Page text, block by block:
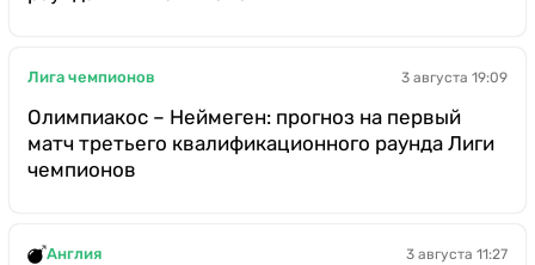
Лига чемпионов 3 августа 19:09
Олимпиакос – Неймеген: прогноз на первый
матч третьего квалификационного раунда Лиги
чемпионов
Англия 3 августа 11:27